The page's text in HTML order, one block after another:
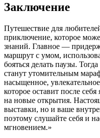
Заключение
Путешествие для
приключение, которое
знаний. Главное —
маршрут с умом,
бояться делать паузы.
станут утомительным
насыщенное,
которое оставит после
на новые открытия.
выставки, но и ваше
поэтому слушайте себя и
мгновением.»